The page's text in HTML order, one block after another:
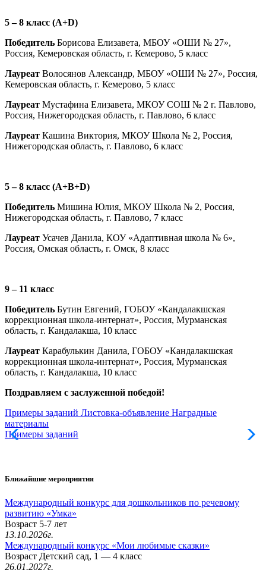
5 – 8 класс (A+D)
Победитель Борисова Елизавета, МБОУ «ОШИ № 27»,
Россия, Кемеровская область, г. Кемерово, 5 класс
Лауреат Волосянов Александр, МБОУ «ОШИ № 27», Россия,
Кемеровская область, г. Кемерово, 5 класс
Лауреат Мустафина Елизавета, МКОУ СОШ № 2 г. Павлово,
Россия, Нижегородская область, г. Павлово, 6 класс
Лауреат Кашина Виктория, МКОУ Школа № 2, Россия,
Нижегородская область, г. Павлово, 6 класс
5 – 8 класс (A+B+D)
Победитель Мишина Юлия, МКОУ Школа № 2, Россия,
Нижегородская область, г. Павлово, 7 класс
Лауреат Усачев Данила, КОУ «Адаптивная школа № 6»,
Россия, Омская область, г. Омск, 8 класс
9 – 11 класс
Победитель Бутин Евгений, ГОБОУ «Кандалакшская
коррекционная школа-интернат», Россия, Мурманская
область, г. Кандалакша, 10 класс
Лауреат Карабулькин Данила, ГОБОУ «Кандалакшская
коррекционная школа-интернат», Россия, Мурманская
область, г. Кандалакша, 10 класс
Поздравляем с заслуженной победой!
Примеры заданий Листовка-объявление Наградные
материалы
Примеры заданий
Ближайшие мероприятия
Международный конкурс для дошкольников по речевому
развитию «Умка»
Возраст 5-7 лет
13.10.2026г.
Международный конкурс «Мои любимые сказки»
Возраст Детский сад, 1 — 4 класс
26.01.2027г.